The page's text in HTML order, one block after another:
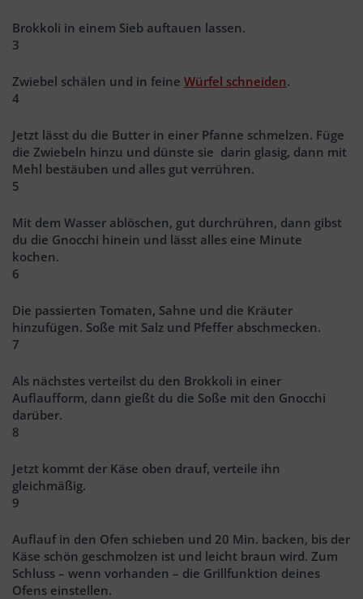
Brokkoli in einem Sieb auftauen lassen.
3
Zwiebel schälen und in feine Würfel schneiden.
4
Jetzt lässt du die Butter in einer Pfanne schmelzen. Füge
die Zwiebeln hinzu und dünste sie darin glasig, dann mit
Mehl bestäuben und alles gut verrühren.
5
Mit dem Wasser ablöschen, gut durchrühren, dann gibst
du die Gnocchi hinein und lässt alles eine Minute
kochen.
6
Die passierten Tomaten, Sahne und die Kräuter
hinzufügen. Soße mit Salz und Pfeffer abschmecken.
7
Als nächstes verteilst du den Brokkoli in einer
Auflaufform, dann gießt du die Soße mit den Gnocchi
darüber.
8
Jetzt kommt der Käse oben drauf, verteile ihn
gleichmäßig.
9
Auflauf in den Ofen schieben und 20 Min. backen, bis der
Käse schön geschmolzen ist und leicht braun wird. Zum
Schluss – wenn vorhanden – die Grillfunktion deines
Ofens einstellen.